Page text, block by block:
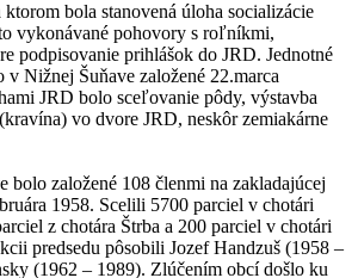
bola stanovená úloha socializácie
vykonávané pohovory s roľníkmi,
podpisovanie prihlášok do JRD. Jednotné
Nižnej Šuňave založené 22.marca
JRD bolo sceľovanie pôdy, výstavba
vo dvore JRD, neskôr zemiakárne
bolo založené 108 členmi na zakladajúcej
1958. Scelili 5700 parciel v chotári
z chotára Štrba a 200 parciel v chotári
predsedu pôsobili Jozef Handzuš (1958 –
(1962 – 1989). Zlúčením obcí došlo ku